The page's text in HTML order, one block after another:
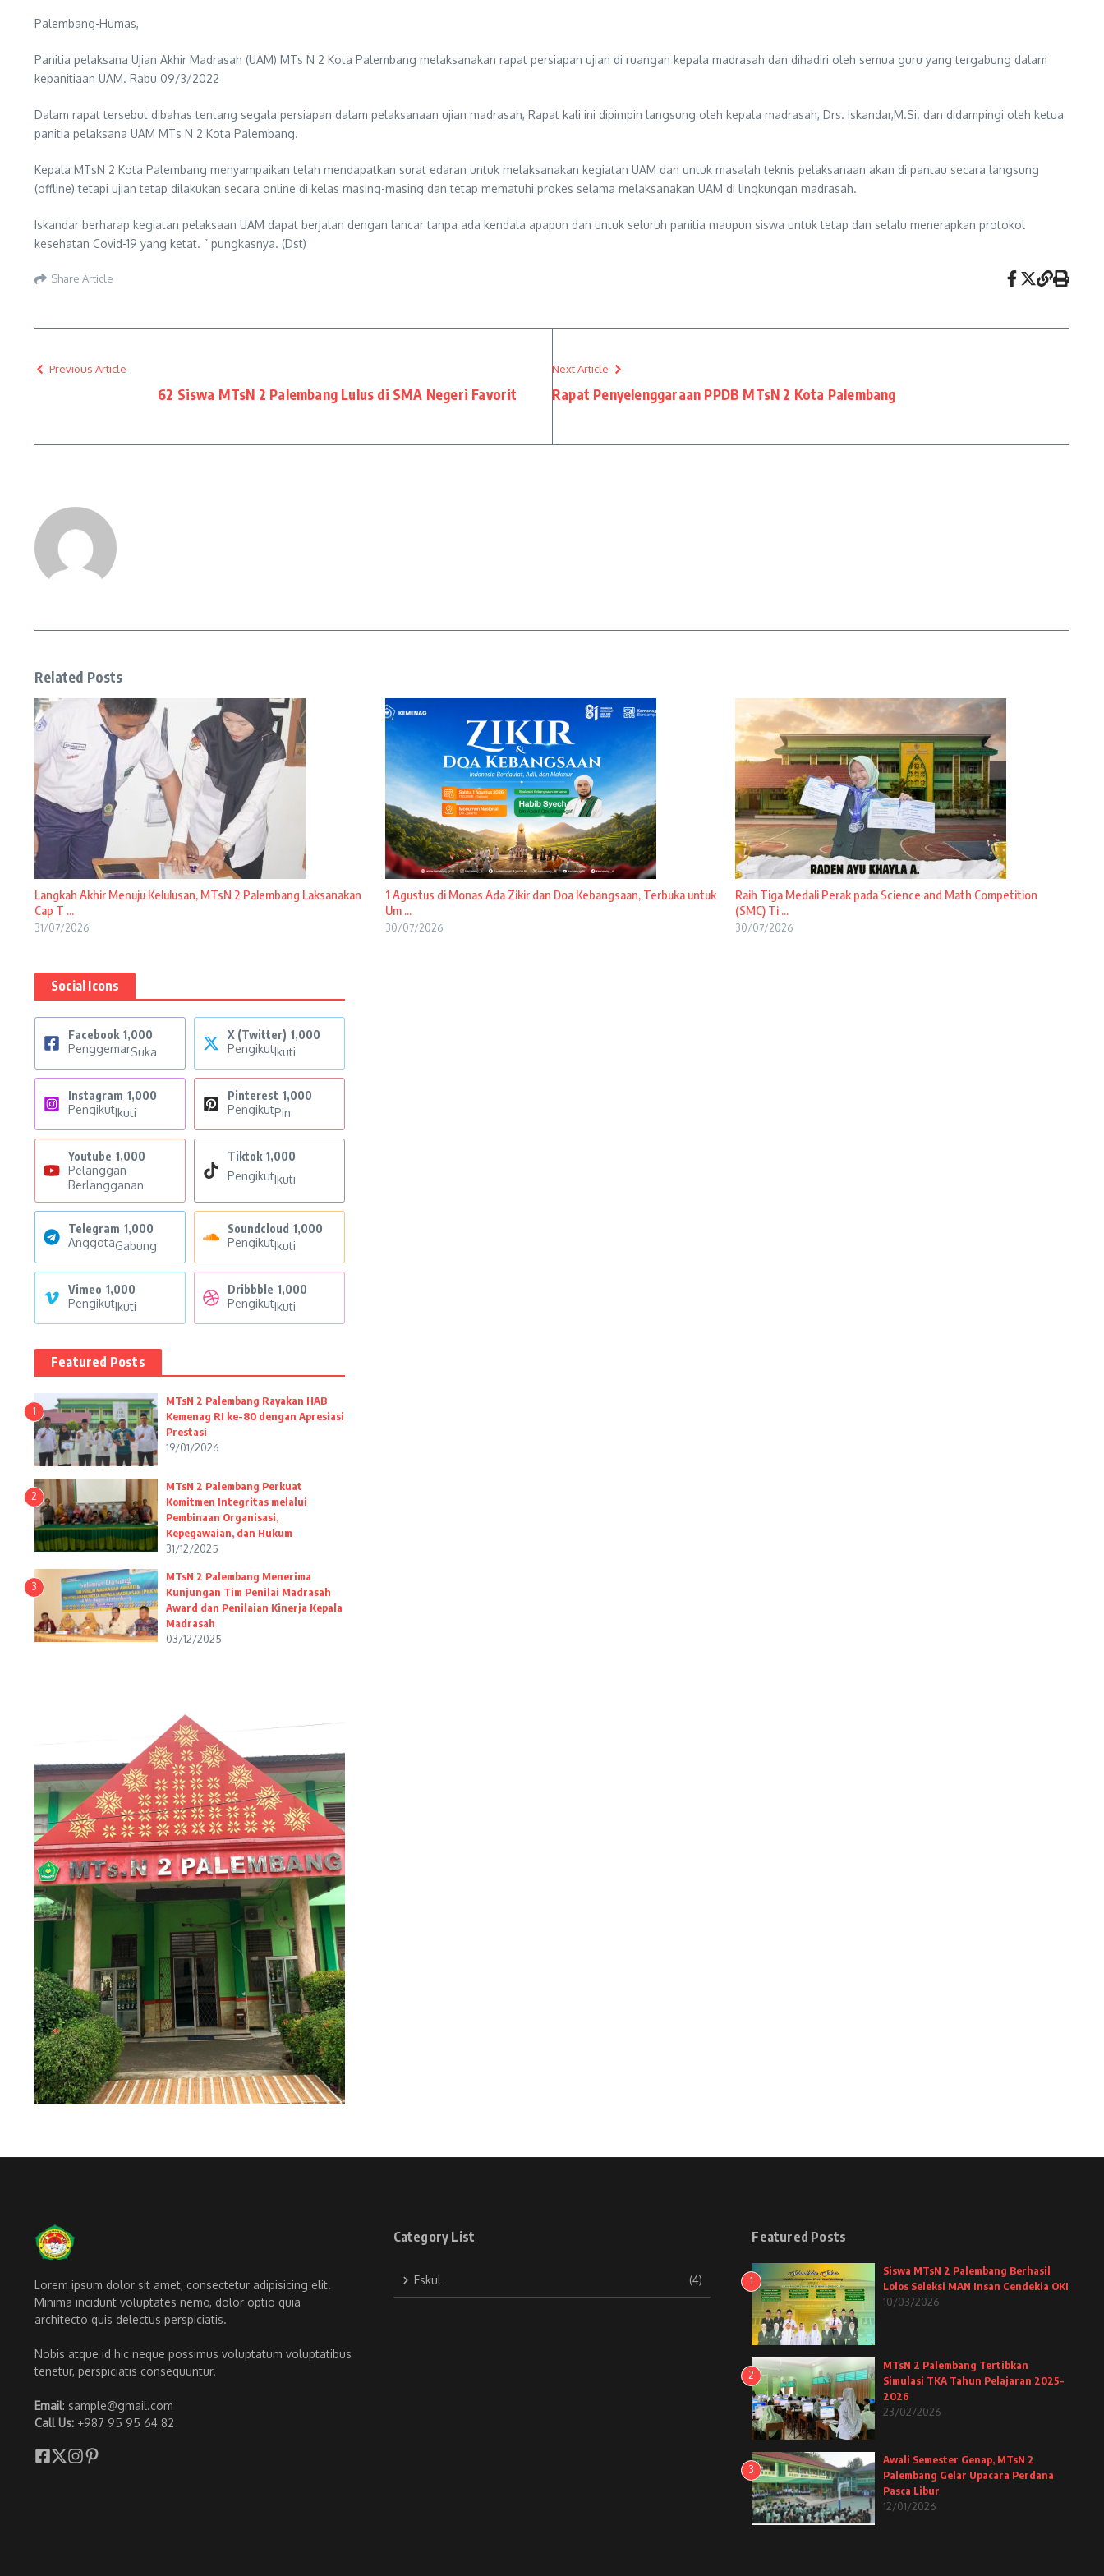
Palembang-Humas,
Panitia pelaksana Ujian Akhir Madrasah (UAM) MTs N 2 Kota Palembang melaksanakan rapat persiapan ujian di ruangan kepala madrasah dan dihadiri oleh semua guru yang tergabung dalam
kepanitiaan UAM. Rabu 09/3/2022
Dalam rapat tersebut dibahas tentang segala persiapan dalam pelaksanaan ujian madrasah, Rapat kali ini dipimpin langsung oleh kepala madrasah, Drs. Iskandar,M.Si. dan didampingi oleh ketua
panitia pelaksana UAM MTs N 2 Kota Palembang.
Kepala MTsN 2 Kota Palembang menyampaikan telah mendapatkan surat edaran untuk melaksanakan kegiatan UAM dan untuk masalah teknis pelaksanaan akan di pantau secara langsung
(offline) tetapi ujian tetap dilakukan secara online di kelas masing-masing dan tetap mematuhi prokes selama melaksanakan UAM di lingkungan madrasah.
Iskandar berharap kegiatan pelaksaan UAM dapat berjalan dengan lancar tanpa ada kendala apapun dan untuk seluruh panitia maupun siswa untuk tetap dan selalu menerapkan protokol
kesehatan Covid-19 yang ketat. ” pungkasnya. (Dst)
Share Article
Previous Article
62 Siswa MTsN 2 Palembang Lulus di SMA Negeri Favorit
Next Article
Rapat Penyelenggaraan PPDB MTsN 2 Kota Palembang
Related Posts
Langkah Akhir Menuju Kelulusan, MTsN 2 Palembang Laksanakan
Cap T ...
31/07/2026
1 Agustus di Monas Ada Zikir dan Doa Kebangsaan, Terbuka untuk
Um ...
30/07/2026
Raih Tiga Medali Perak pada Science and Math Competition
(SMC) Ti ...
30/07/2026
Social Icons
Facebook 1,000
PenggemarSuka
X (Twitter) 1,000
PengikutIkuti
Instagram 1,000
PengikutIkuti
Pinterest 1,000
PengikutPin
Youtube 1,000
Pelanggan
Berlangganan
Tiktok 1,000
PengikutIkuti
Telegram 1,000
AnggotaGabung
Soundcloud 1,000
PengikutIkuti
Vimeo 1,000
PengikutIkuti
Dribbble 1,000
PengikutIkuti
Featured Posts
1
MTsN 2 Palembang Rayakan HAB
Kemenag RI ke-80 dengan Apresiasi
Prestasi
19/01/2026
2
MTsN 2 Palembang Perkuat
Komitmen Integritas melalui
Pembinaan Organisasi,
Kepegawaian, dan Hukum
31/12/2025
3
MTsN 2 Palembang Menerima
Kunjungan Tim Penilai Madrasah
Award dan Penilaian Kinerja Kepala
Madrasah
03/12/2025
Lorem ipsum dolor sit amet, consectetur adipisicing elit.
Minima incidunt voluptates nemo, dolor optio quia
architecto quis delectus perspiciatis.
Nobis atque id hic neque possimus voluptatum voluptatibus
tenetur, perspiciatis consequuntur.
Email: sample@gmail.com
Call Us: +987 95 95 64 82
Category List
Eskul (4)
Featured Posts
1
Siswa MTsN 2 Palembang Berhasil
Lolos Seleksi MAN Insan Cendekia OKI
10/03/2026
2
MTsN 2 Palembang Tertibkan
Simulasi TKA Tahun Pelajaran 2025–
2026
23/02/2026
3
Awali Semester Genap, MTsN 2
Palembang Gelar Upacara Perdana
Pasca Libur
12/01/2026